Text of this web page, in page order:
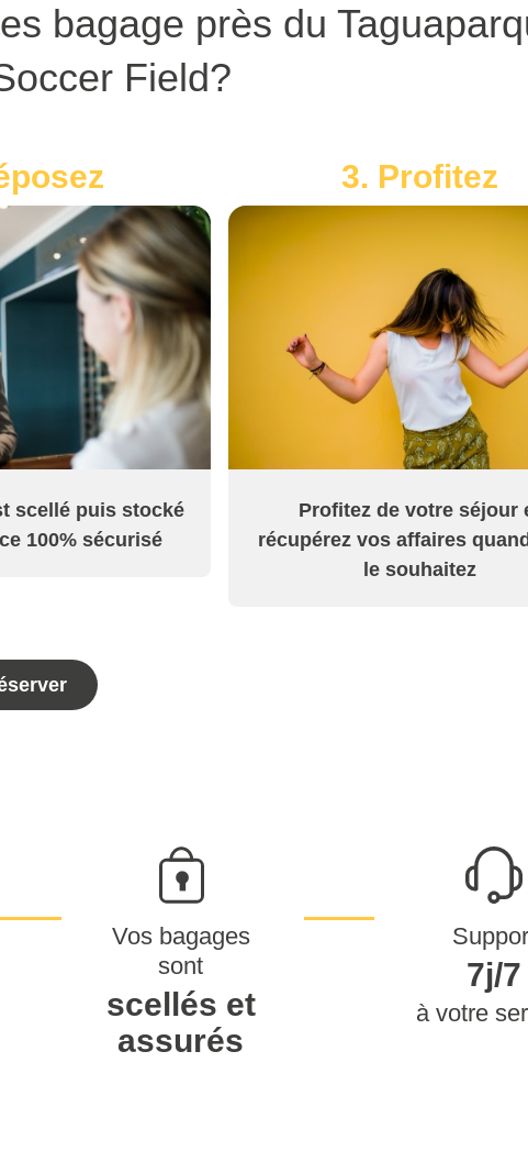
bagage près du
Field?
scellé puis stocké
100% sécurisé
3. Profitez
Profitez de votre séjour
récupérez vos affaires
le souhaitez
Vos bagages
sont
scellés et
assurés
7j/7
à votre